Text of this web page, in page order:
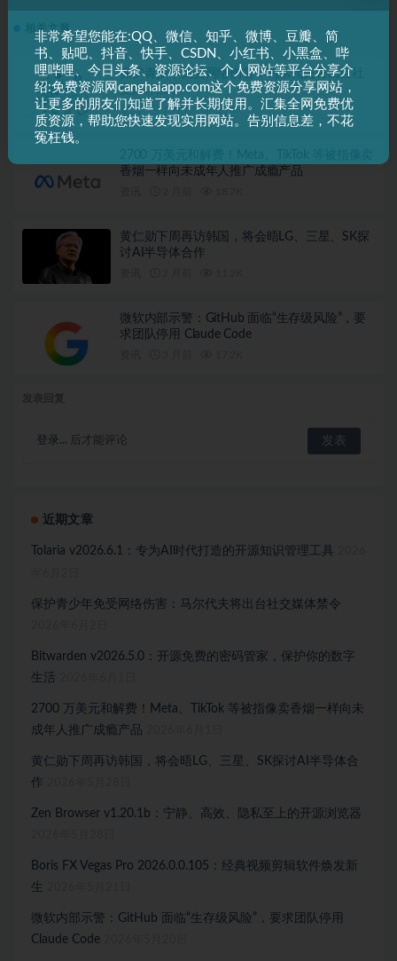
相关文章
保护青少年免受网络伤害：马尔代夫将出台社
交媒体禁令
资讯 2 月前 18.4K
香烟一样向未成年人推广成瘾产品
黄仁勋下周再访韩国，将会晤LG、三星、SK探
讨AI半导体合作
微软内部示警：GitHub 面临“生存级风险”，要
求团队停用 Claude Code
登录... 后才能评论
近期文章
Tolaria v2026.6.1：专为AI时代打造的开源知识管理工具
保护青少年免受网络伤害：马尔代夫将出台社交媒体禁令
Bitwarden v2026.5.0：开源免费的密码管家，保护你的数字
生活
2700 万美元和解费！Meta、TikTok 等被指像卖香烟一样向未
成年人推广成瘾产品
黄仁勋下周再访韩国，将会晤LG、三星、SK探讨AI半导体合
作
Zen Browser v1.20.1b：宁静、高效、隐私至上的开源浏览器
Boris FX Vegas Pro 2026.0.0.105：经典视频剪辑软件焕发新
生
微软内部示警：GitHub 面临“生存级风险”，要求团队停用
Claude Code
非常希望您能在:QQ、微信、知乎、微博、豆瓣、简
书、贴吧、抖音、快手、CSDN、小红书、小黑盒、哔
哩哔哩、今日头条、资源论坛、个人网站等平台分享介
绍:免费资源网canghaiapp.com这个免费资源分享网站，
让更多的朋友们知道了解并长期使用。汇集全网免费优
质资源，帮助您快速发现实用网站。告别信息差，不花
冤枉钱。